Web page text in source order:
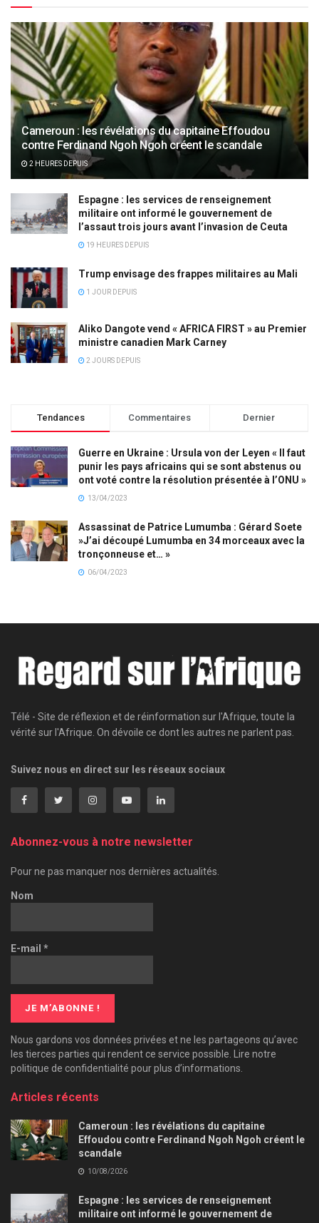
Cameroun : les révélations du capitaine Effoudou
contre Ferdinand Ngoh Ngoh créent le scandale
2 HEURES DEPUIS
Espagne : les services de renseignement
militaire ont informé le gouvernement de
l’assaut trois jours avant l’invasion de Ceuta
19 HEURES DEPUIS
Trump envisage des frappes militaires au Mali
1 JOUR DEPUIS
Aliko Dangote vend « AFRICA FIRST » au Premier
ministre canadien Mark Carney
2 JOURS DEPUIS
Tendances Commentaires Dernier
Guerre en Ukraine : Ursula von der Leyen « Il faut
punir les pays africains qui se sont abstenus ou
ont voté contre la résolution présentée à l’ONU »
13/04/2023
Assassinat de Patrice Lumumba : Gérard Soete
»J’ai découpé Lumumba en 34 morceaux avec la
tronçonneuse et… »
06/04/2023
Télé - Site de réflexion et de réinformation sur l'Afrique, toute la
vérité sur l'Afrique. On dévoile ce dont les autres ne parlent pas.
Suivez nous en direct sur les réseaux sociaux
Abonnez-vous à notre newsletter
Pour ne pas manquer nos dernières actualités.
Nom
E-mail *
Nous gardons vos données privées et ne les partageons qu’avec
les tierces parties qui rendent ce service possible. Lire notre
politique de confidentialité pour plus d’informations.
Articles récents
Cameroun : les révélations du capitaine
Effoudou contre Ferdinand Ngoh Ngoh créent le
scandale
10/08/2026
Espagne : les services de renseignement
militaire ont informé le gouvernement de